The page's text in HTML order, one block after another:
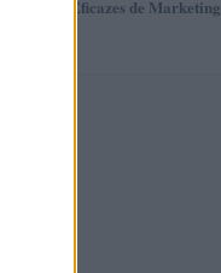
Eficazes de Marketing